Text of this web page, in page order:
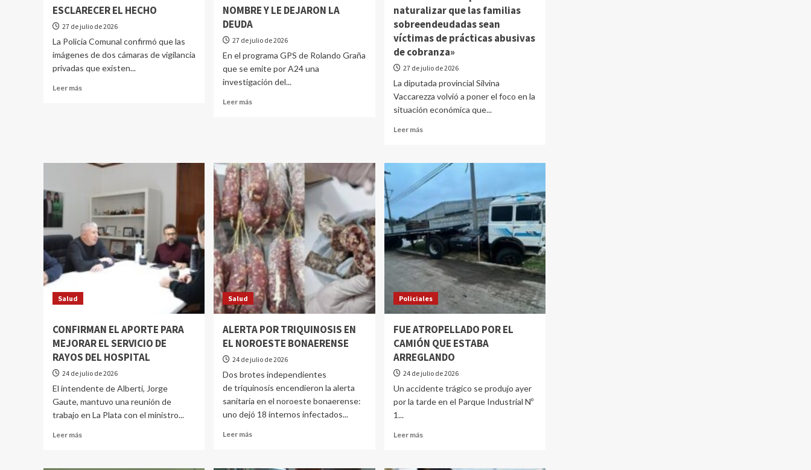
ESCLARECER EL HECHO
27 de julio de 2026
La Policía Comunal confirmó que las
imágenes de dos cámaras de vigilancia
privadas que existen...
Leer más
NOMBRE Y LE DEJARON LA
DEUDA
27 de julio de 2026
En el programa GPS de Rolando Graña
que se emite por A24 una
investigación del...
Leer más
naturalizar que las familias
sobreendeudadas sean
víctimas de prácticas abusivas
de cobranza»
27 de julio de 2026
La diputada provincial Silvina
Vaccarezza volvió a poner el foco en la
situación económica que...
Leer más
Salud
CONFIRMAN EL APORTE PARA
MEJORAR EL SERVICIO DE
RAYOS DEL HOSPITAL
24 de julio de 2026
El intendente de Alberti, Jorge
Gaute, mantuvo una reunión de
trabajo en La Plata con el ministro...
Leer más
Salud
ALERTA POR TRIQUINOSIS EN
EL NOROESTE BONAERENSE
24 de julio de 2026
Dos brotes independientes
de triquinosis encendieron la alerta
sanitaria en el noroeste bonaerense:
uno dejó 18 internos infectados...
Leer más
Policiales
FUE ATROPELLADO POR EL
CAMIÓN QUE ESTABA
ARREGLANDO
24 de julio de 2026
Un accidente trágico se produjo ayer
por la tarde en el Parque Industrial Nº
1...
Leer más